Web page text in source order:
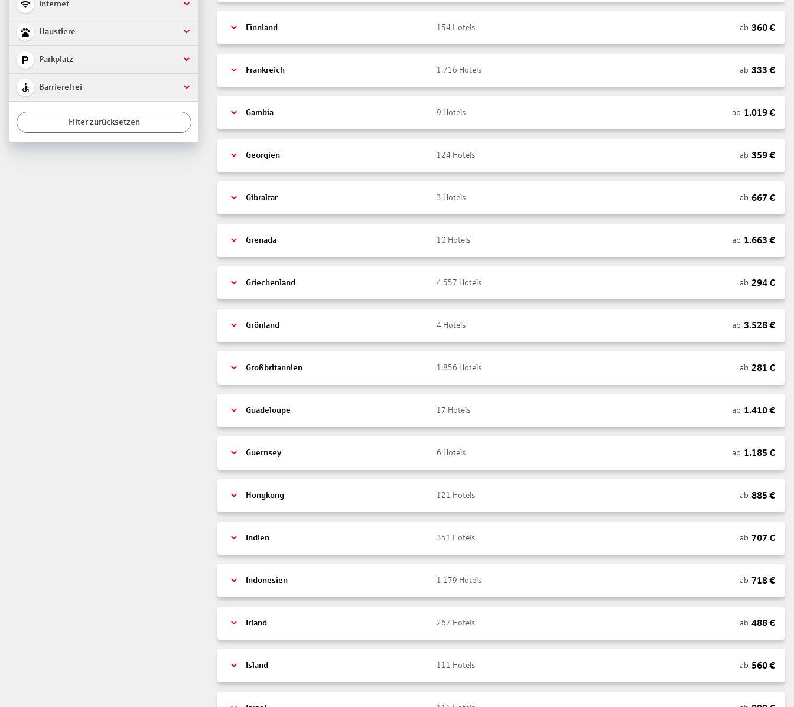
Internet
Haustiere
Parkplatz
Barrierefrei
Filter zurücksetzen
Finnland 154 Hotels ab 360€
Frankreich 1.716 Hotels ab 333 €
Gambia 9 Hotels ab 1.019€
Georgien 124 Hotels ab 359€
Gibraltar 3 Hotels ab 667 €
Grenada 10 Hotels ab 1.663 €
Griechenland 4.557 Hotels ab 294€
Grönland 4 Hotels ab 3.528€
Großbritannien 1.856 Hotels ab 281 €
Guadeloupe 17 Hotels ab 1.410€
Guernsey 6 Hotels ab 1.185 €
Hongkong 121 Hotels ab 885 €
Indien 351 Hotels ab 707 €
Indonesien 1.179 Hotels ab 718€
Irland 267 Hotels ab 488€
Island 111 Hotels ab 560€